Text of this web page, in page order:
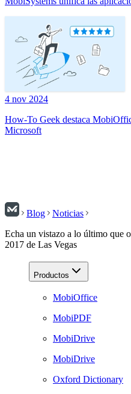
4 nov 2024
How-To Geek destaca
Microsoft
Blog
Noticias
Echa un vistazo a lo último que
2017 de Las Vegas
Productos
MobiOffice
MobiPDF
MobiDrive
MobiDrive
Oxford Dictionary